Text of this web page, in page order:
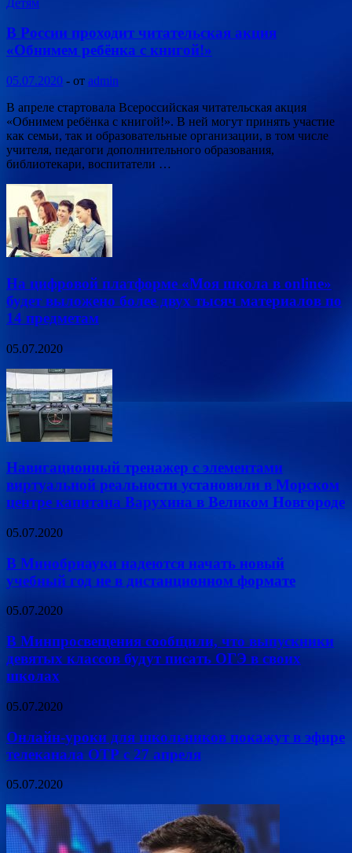
В России проходит читательская акция
«Обнимем ребёнка с книгой!»
05.07.2020 - от admin
В апреле стартовала Всероссийская читательская акция
«Обнимем ребёнка с книгой!». В ней могут принять участие
как семьи, так и образовательные организации, в том числе
учителя, педагоги дополнительного образования,
библиотекари, воспитатели …
На цифровой платформе «Моя школа в online»
будет выложено более двух тысяч материалов по
14 предметам
05.07.2020
Навигационный тренажер с элементами
виртуальной реальности установили в Морском
центре капитана Варухина в Великом Новгороде
05.07.2020
В Минобрнауки надеются начать новый
учебный год не в дистанционном формате
05.07.2020
В Минпросвещения сообщили, что выпускники
девятых классов будут писать ОГЭ в своих
школах
05.07.2020
Онлайн-уроки для школьников покажут в эфире
телеканала ОТР с 27 апреля
05.07.2020